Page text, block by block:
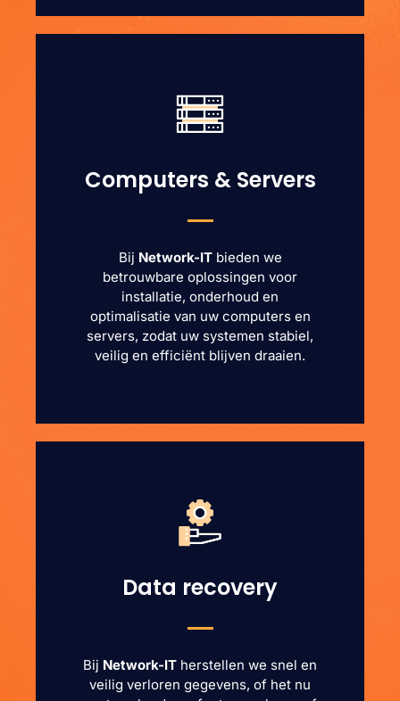
Computers & Servers
Bij Network-ITbieden we
betrouwbare oplossingen voor
installatie, onderhoud en
optimalisatie van uw computers en
servers, zodat uw systemen stabiel,
veilig en efficiënt blijven draaien.
Data recovery
Bij Network-IT herstellen we snel en
veilig verloren gegevens, of het nu